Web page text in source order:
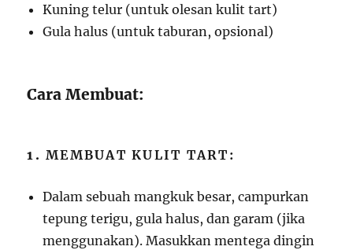
Kuning telur (untuk olesan kulit tart)
Gula halus (untuk taburan, opsional)
Cara Membuat:
1.MEMBUAT KULIT TART:
Dalam sebuah mangkuk besar, campurkan
tepung terigu, gula halus, dan garam (jika
menggunakan). Masukkan mentega dingin